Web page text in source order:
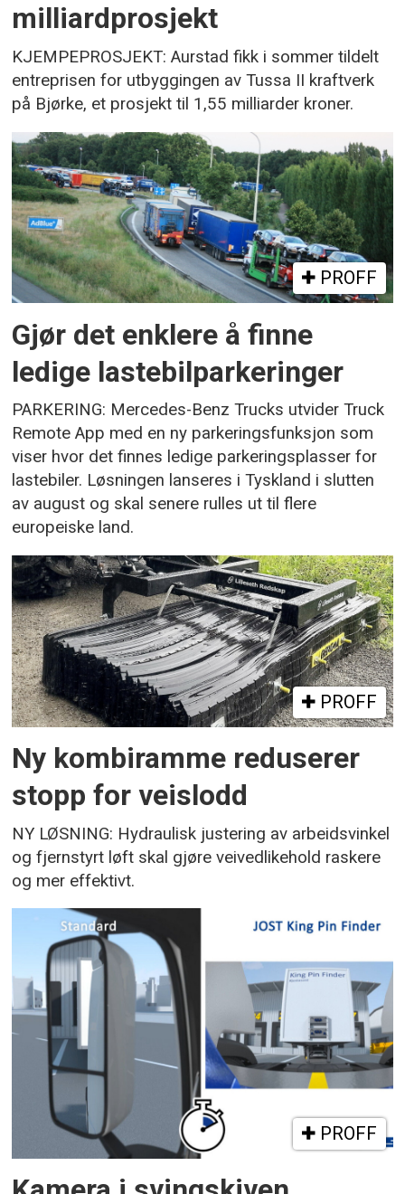
milliardprosjekt
KJEMPEPROSJEKT: Aurstad fikk i sommer tildelt
entreprisen for utbyggingen av Tussa II kraftverk
på Bjørke, et prosjekt til 1,55 milliarder kroner.
PROFF
Gjør det enklere å finne
ledige lastebilparkeringer
PARKERING: Mercedes-Benz Trucks utvider Truck
Remote App med en ny parkeringsfunksjon som
viser hvor det finnes ledige parkeringsplasser for
lastebiler. Løsningen lanseres i Tyskland i slutten
av august og skal senere rulles ut til flere
europeiske land.
PROFF
Ny kombiramme reduserer
stopp for veislodd
NY LØSNING: Hydraulisk justering av arbeidsvinkel
og fjernstyrt løft skal gjøre veivedlikehold raskere
og mer effektivt.
PROFF